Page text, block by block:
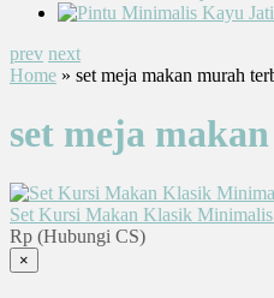
prev next
Home » set meja makan murah
set meja
Set Kursi Makan Klasik
Rp (Hubungi CS)
×